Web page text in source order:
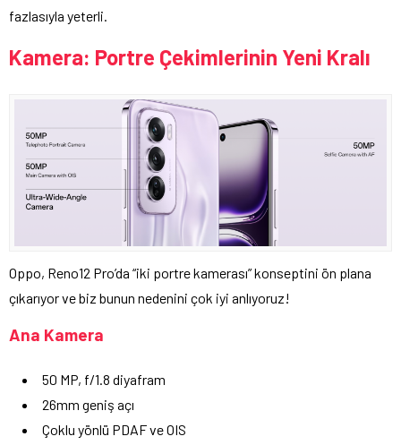
fazlasıyla yeterli.
Kamera: Portre Çekimlerinin Yeni Kralı
Oppo, Reno12 Pro’da “iki portre kamerası” konseptini ön plana
çıkarıyor ve biz bunun nedenini çok iyi anlıyoruz!
Ana Kamera
50 MP, f/1.8 diyafram
26mm geniş açı
Çoklu yönlü PDAF ve OIS